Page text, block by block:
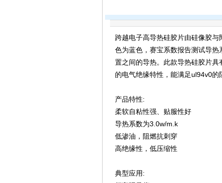
跨越电子高导热硅胶片由硅像胶
色为蓝色，赛宝系数报告测试导
置之间的导热。此款导热硅胶片
的电气绝缘特性，能满足ul94v0
产品特性:
柔软自粘性强、贴服性好
导热系数为3.0w/m.k
低渗油，阻燃抗刺穿
高绝缘性，低压缩性
典型应用: